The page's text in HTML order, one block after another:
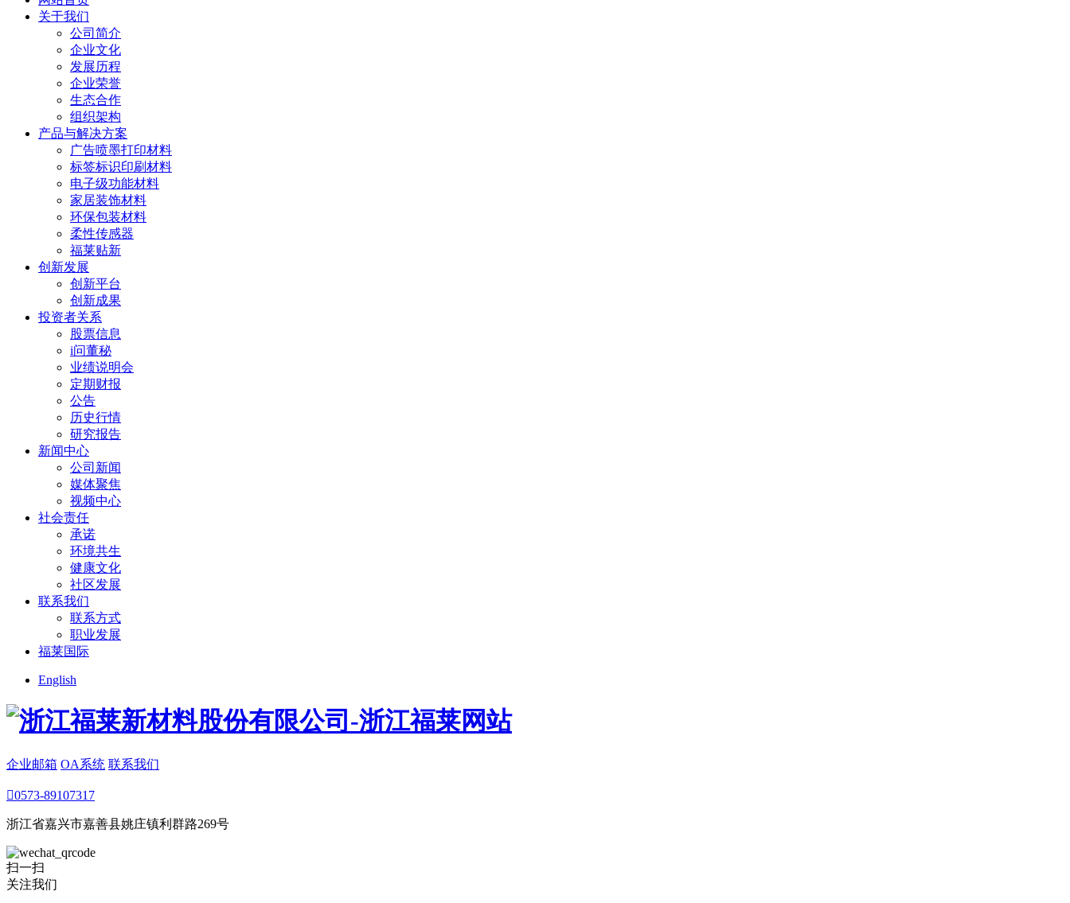
关于我们
公司简介
企业文化
发展历程
企业荣誉
生态合作
组织架构
产品与解决方案
广告喷墨打印材料
标签标识印刷材料
电子级功能材料
家居装饰材料
环保包装材料
柔性传感器
福莱贴新
创新发展
创新平台
创新成果
投资者关系
股票信息
i问董秘
业绩说明会
定期财报
公告
历史行情
研究报告
新闻中心
公司新闻
媒体聚焦
视频中心
社会责任
承诺
环境共生
健康文化
社区发展
联系我们
联系方式
职业发展
福莱国际
English
企业邮箱 OA系统 联系我们
0573-89107317
浙江省嘉兴市嘉善县姚庄镇利群路269号
扫一扫
关注我们